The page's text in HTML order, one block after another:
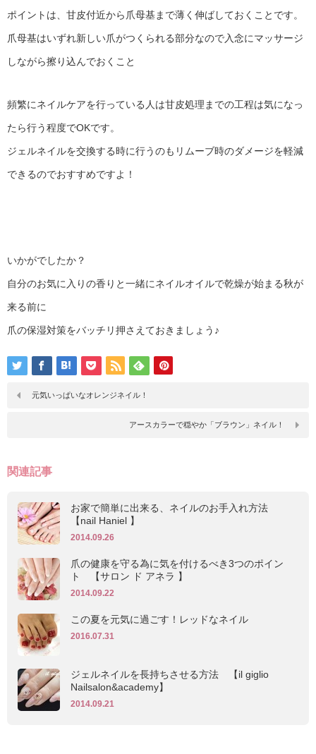
ポイントは、甘皮付近から爪母基まで薄く伸ばしておくことです。
爪母基はいずれ新しい爪がつくられる部分なので入念にマッサージ
しながら擦り込んでおくこと
頻繁にネイルケアを行っている人は甘皮処理までの工程は気になっ
たら行う程度でOKです。
ジェルネイルを交換する時に行うのもリムーブ時のダメージを軽減
できるのでおすすめですよ！
いかがでしたか？
自分のお気に入りの香りと一緒にネイルオイルで乾燥が始まる秋が
来る前に
爪の保湿対策をバッチリ押さえておきましょう♪
元気いっぱいなオレンジネイル！
アースカラーで穏やか「ブラウン」ネイル！
関連記事
お家で簡単に出来る、ネイルのお手入れ方法
【nail Haniel 】
2014.09.26
爪の健康を守る為に気を付けるべき3つのポイン
ト 【サロン ド アネラ 】
2014.09.22
この夏を元気に過ごす！レッドなネイル
2016.07.31
ジェルネイルを長持ちさせる方法 【il giglio
Nailsalon&academy】
2014.09.21